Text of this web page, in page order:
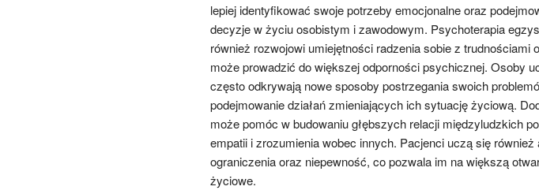
lepiej identyfikować swoje potrzeby emocjonalne oraz
decyzje w życiu osobistym i zawodowym. Psychoterapia
również rozwojowi umiejętności radzenia sobie z trudnościami
może prowadzić do większej odporności psychicznej. Osoby
często odkrywają nowe sposoby postrzegania swoich
podejmowanie działań zmieniających ich sytuację życiową.
może pomóc w budowaniu głębszych relacji międzyludzkich
empatii i zrozumienia wobec innych. Pacjenci uczą się
ograniczenia oraz niepewność, co pozwala im na większą
życiowe.